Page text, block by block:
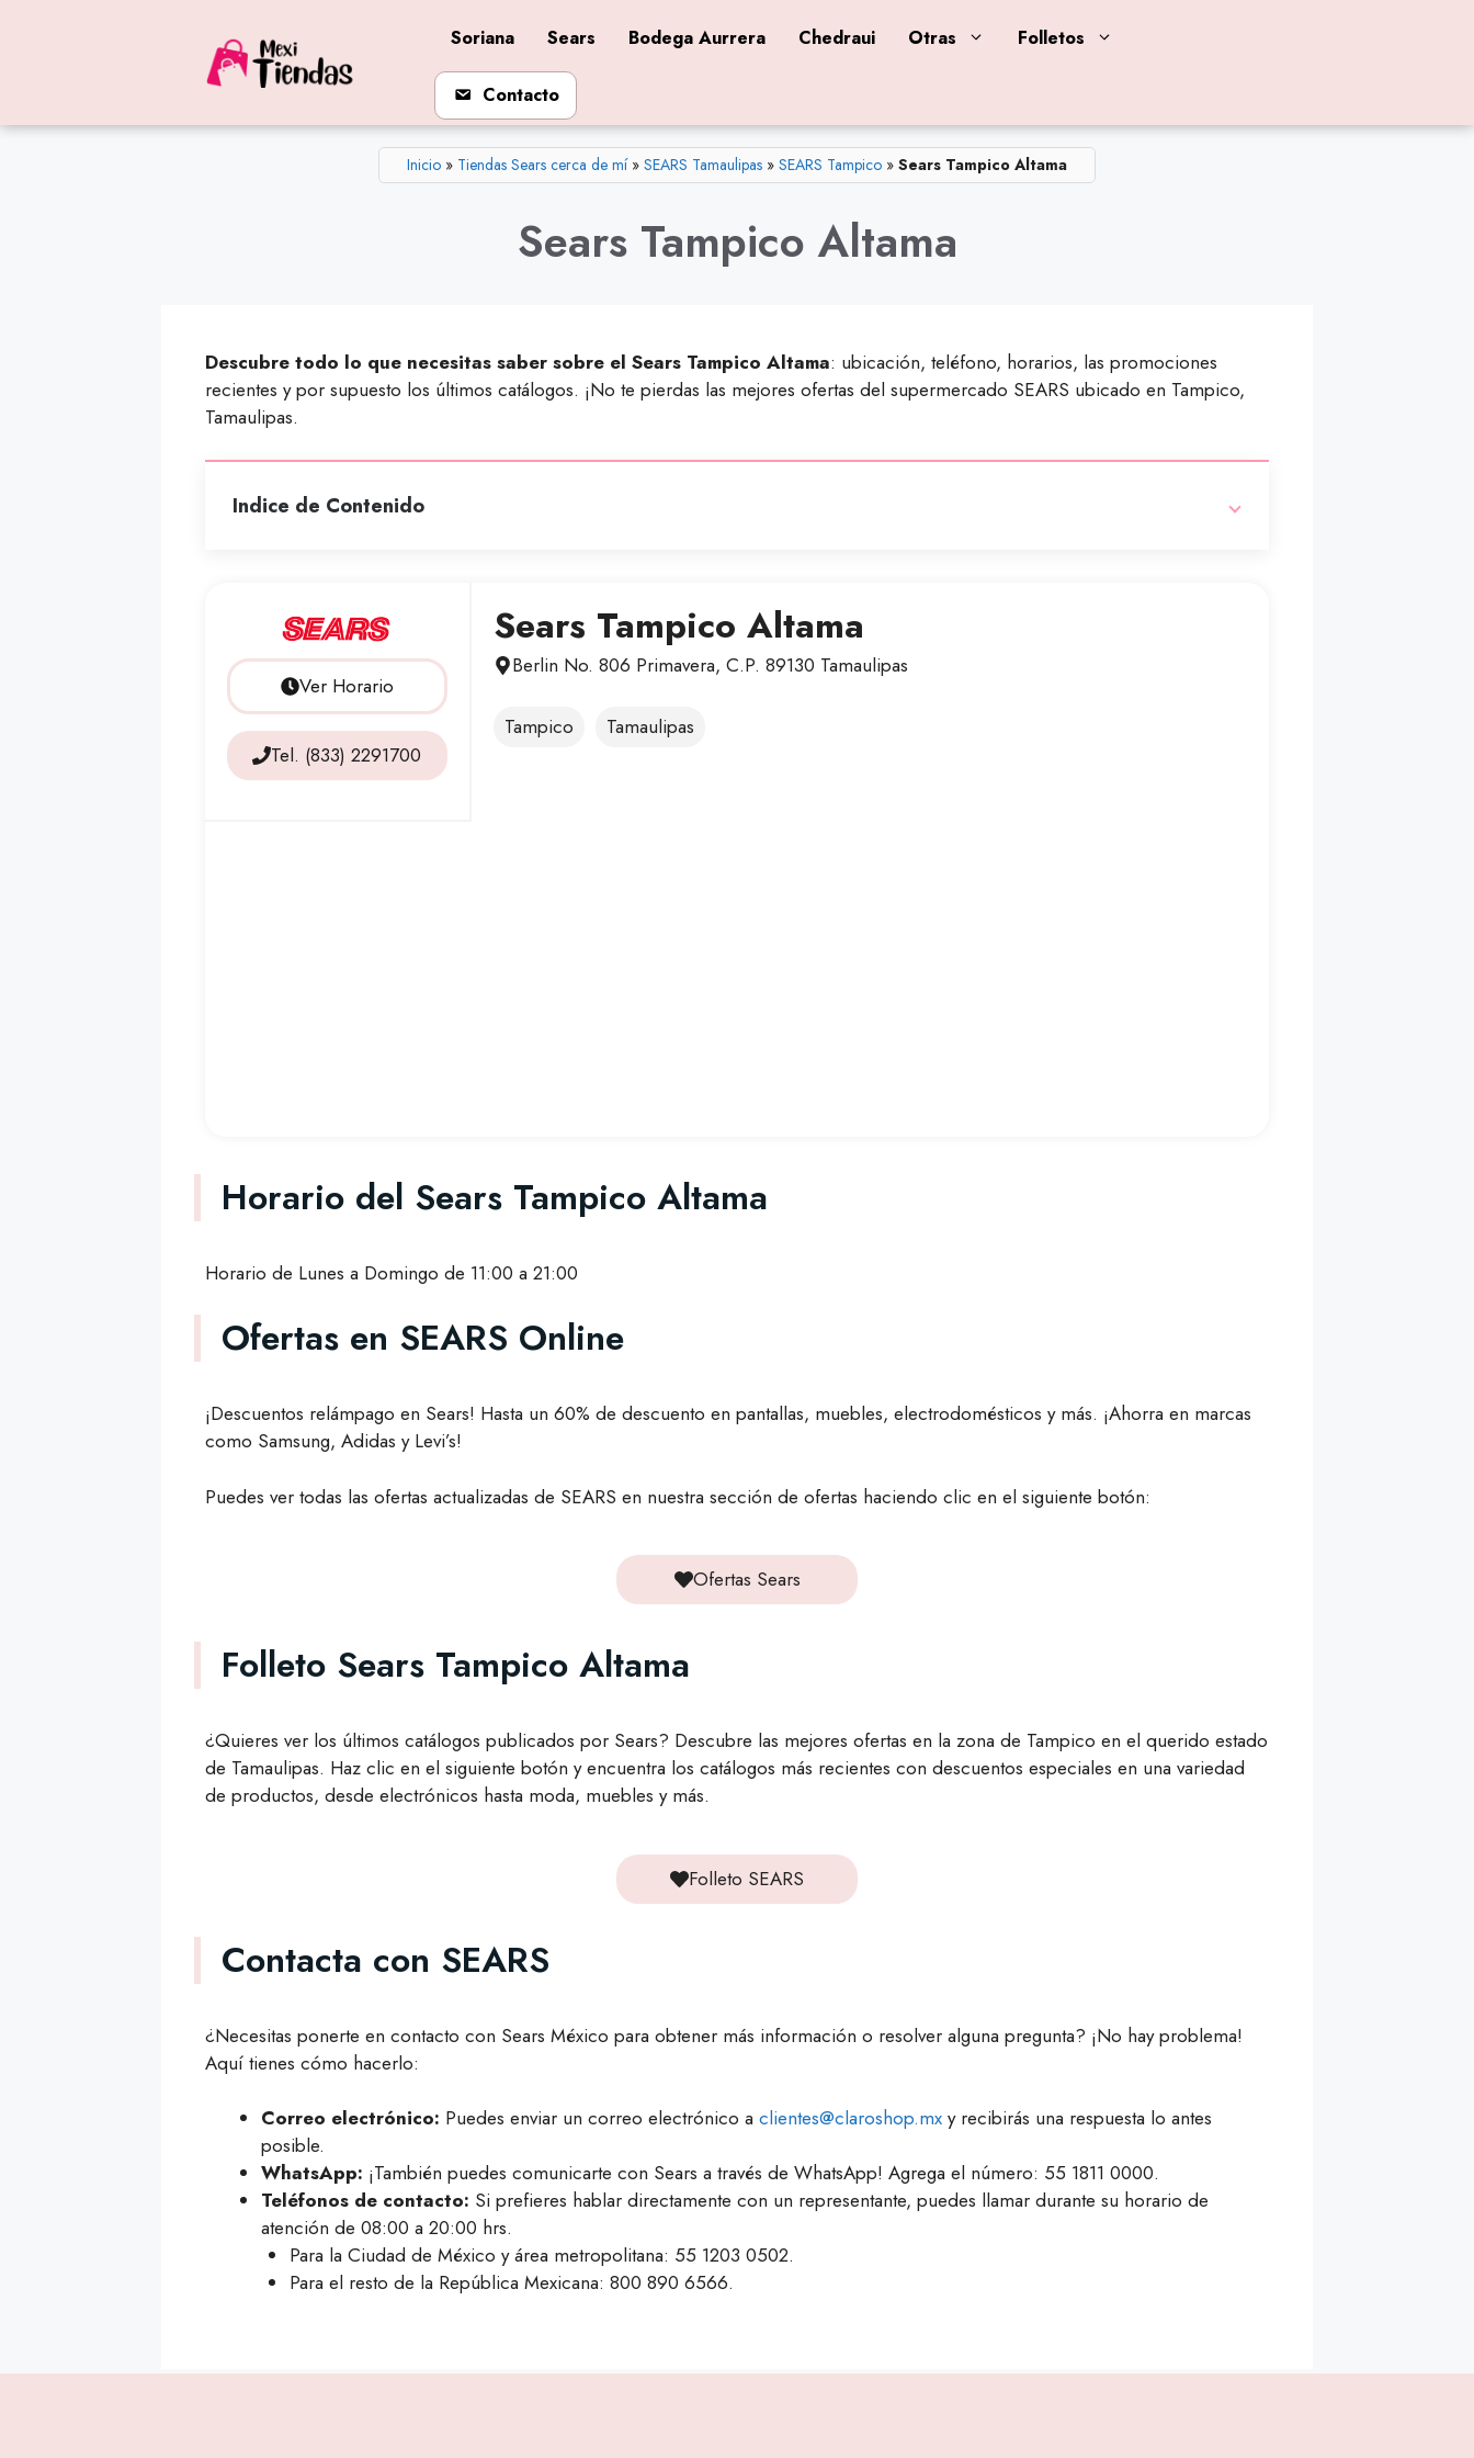
Soriana Sears Bodega Aurrera Chedraui Otras Folletos
Contacto
Inicio » Tiendas Sears cerca de mí» SEARS Tamaulipas » SEARS Tampico » Sears Tampico Altama
Sears Tampico Altama
Descubre todo lo que necesitas saber sobre el Sears Tampico Altama: ubicación, teléfono, horarios, las promociones
recientes y por supuesto los últimos catálogos. ¡No te pierdas las mejores ofertas del supermercado SEARS ubicado en Tampico,
Tamaulipas.
Indice de Contenido
Ver Horario
Tel. (833) 2291700
Sears Tampico Altama
Berlin No. 806 Primavera, C.P. 89130 Tamaulipas
Tampico Tamaulipas
Horario del Sears Tampico Altama
Horario de Lunes a Domingo de 11:00 a 21:00
Ofertas en SEARS Online
¡Descuentos relámpago en Sears! Hasta un 60% de descuento en pantallas, muebles, electrodomésticos y más. ¡Ahorra en marcas
como Samsung, Adidas y Levi’s!
Puedes ver todas las ofertas actualizadas de SEARS en nuestra sección de ofertas haciendo clic en el siguiente botón:
Ofertas Sears
Folleto Sears Tampico Altama
¿Quieres ver los últimos catálogos publicados por Sears? Descubre las mejores ofertas en la zona de Tampico en el querido estado
de Tamaulipas. Haz clic en el siguiente botón y encuentra los catálogos más recientes con descuentos especiales en una variedad
de productos, desde electrónicos hasta moda, muebles y más.
Folleto SEARS
Contacta con SEARS
¿Necesitas ponerte en contacto con Sears México para obtener más información o resolver alguna pregunta? ¡No hay problema!
Aquí tienes cómo hacerlo:
Correo electrónico: Puedes enviar un correo electrónico a clientes@claroshop.mx y recibirás una respuesta lo antes
posible.
WhatsApp: ¡También puedes comunicarte con Sears a través de WhatsApp! Agrega el número: 55 1811 0000.
Teléfonos de contacto: Si prefieres hablar directamente con un representante, puedes llamar durante su horario de
atención de 08:00 a 20:00 hrs.
Para la Ciudad de México y área metropolitana: 55 1203 0502.
Para el resto de la República Mexicana: 800 890 6566.